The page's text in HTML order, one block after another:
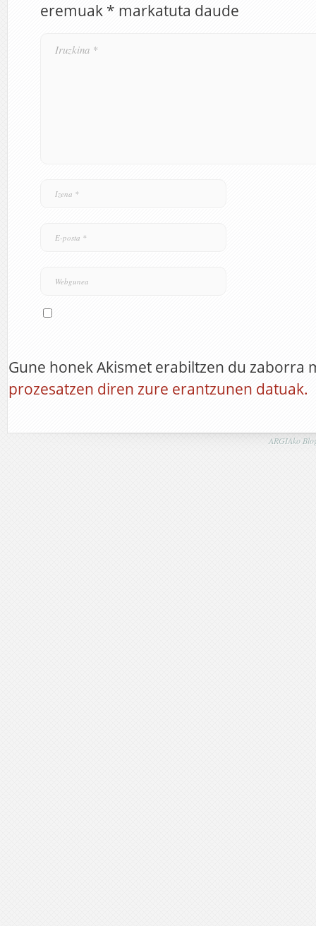
eremuak * markatuta daude
Gune honek Akismet erabiltzen du zaborra
prozesatzen diren zure erantzunen datuak.
ARGIAko